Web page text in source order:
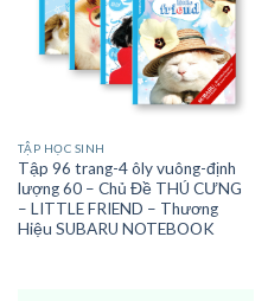
TẬP HỌC SINH
Tập 96 trang-4 ôly vuông-định
lượng 60 – Chủ Đề THÚ CƯNG
– LITTLE FRIEND – Thương
Hiệu SUBARU NOTEBOOK